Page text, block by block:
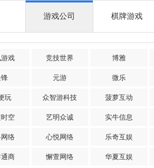
游戏公司 棋牌游戏
戏 竞技世界 博雅
元游 微乐
玩 众智游科技 菠萝互动
空 艺明众诚 实牛信息
络 心悦网络 乐奇互娱
商 懈萱网络 华夏互娱